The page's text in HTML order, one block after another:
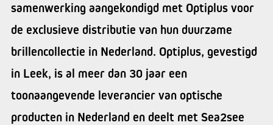
samenwerking aangekondigd met Optiplus voor
de exclusieve distributie van hun duurzame
brillencollectie in Nederland. Optiplus, gevestigd
in Leek, is al meer dan 30 jaar een
toonaangevende leverancier van optische
producten in Nederland en deelt met Sea2see